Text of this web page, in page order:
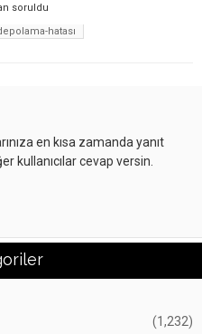
soruldu
hatası
en kısa zamanda yanıt
kullanıcılar cevap versin.
(1,232)